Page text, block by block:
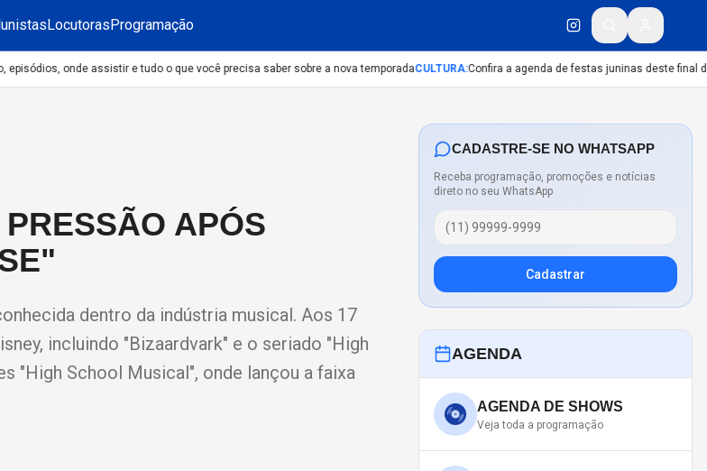
LocutorasProgramação
onde assistir e tudo o que você precisa saber sobre a nova temporadaCULTURA:Confira a agenda de festas juninas deste final de
APÓS
dentro da indústria musical. Aos 17
incluindo "Bizaardvark" e o seriado "High
"High School Musical", onde lançou a faixa
CADASTRE-SE NO WHATSAPP
Receba programação, promoções e notícias
direto no seu WhatsApp
Cadastrar
AGENDA
AGENDA DE SHOWS
Veja toda a programação